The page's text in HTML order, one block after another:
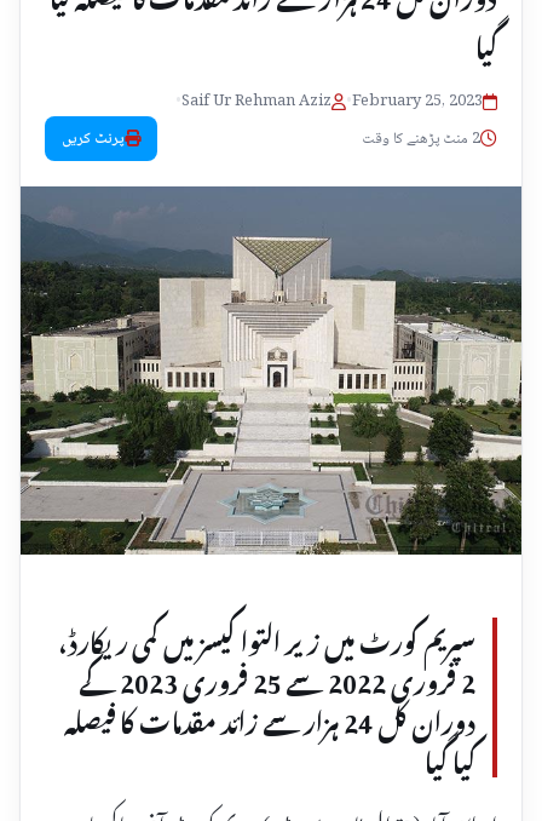
گیا
February 25, 2023
•
Saif Ur Rehman Aziz
•
2 منٹ پڑھنے کا وقت
پرنٹ کریں
سپریم کورٹ میں زیر التوا کیسز میں کمی ریکارڈ،
2 فروری 2022 سے 25 فروری 2023 کے
دوران کل 24 ہزار سے زائد مقدمات کا فیصلہ
کیا گیا